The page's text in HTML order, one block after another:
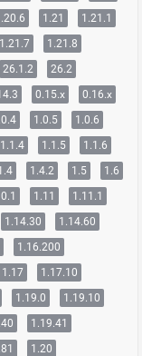
1.21
1.21.1
1.21.7
1.21.8
26.1.2 26.2
0.15.x
0.16.x
1.0.5
1.0.6
1.1.4 1.1.5
1.1.6
1.4.2 1.5
1.6
1.11
1.11.1
1.14.30
1.14.60
1.16.200
1.17
1.17.10
1.19.0
1.19.10
1.19.41
1.20